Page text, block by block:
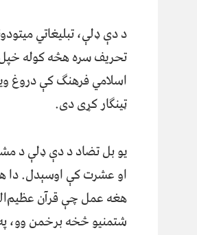
د دې ډلې، تبلیغاتي
تحریف سره هڅه کوله
اسلامي فرهنګ کې دروغ
ټینګار کړی دی.
یو بل تضاد د دې ډلې د
او عشرت کې اوسېدل. دا
هغه عمل چې قرآن
شتمنیو څخه برخمن وو،